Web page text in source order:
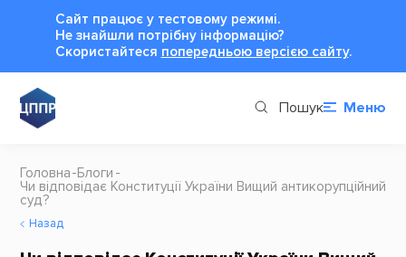
Сайт працює у тестовому режимі.
Не знайшли потрібну інформацію?
Cкористайтеся попередньою версією сайту.
Пошук Меню
Головна Блоги
Чи відповідає Конституції України Вищий антикорупційний
суд?
Назад